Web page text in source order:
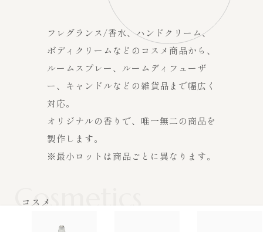
フレグランス/香水、ハンドクリーム、
ボディクリームなどのコスメ商品から、
ルームスプレー、ルームディフューザ
ー、キャンドルなどの雑貨品まで幅広く
対応。
オリジナルの香りで、唯一無二の商品を
製作します。
※最小ロットは商品ごとに異なります。
Cosmetics
コスメ